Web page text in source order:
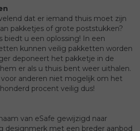
dat er iemand thuis moet zijn
pakketjes of grote poststukken?
biedt u een oplossing! In een
kunnen veilig pakketten worden
deponeert het pakketje in de
er als u thuis bent weer uithalen.
anderen niet mogelijk om het
procent veilig dus!
van eSafe gewijzigd naar
designmerk met een breder aanbod